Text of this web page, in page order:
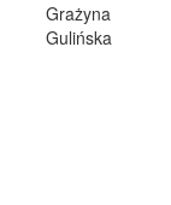
Grażyna
Gulińska